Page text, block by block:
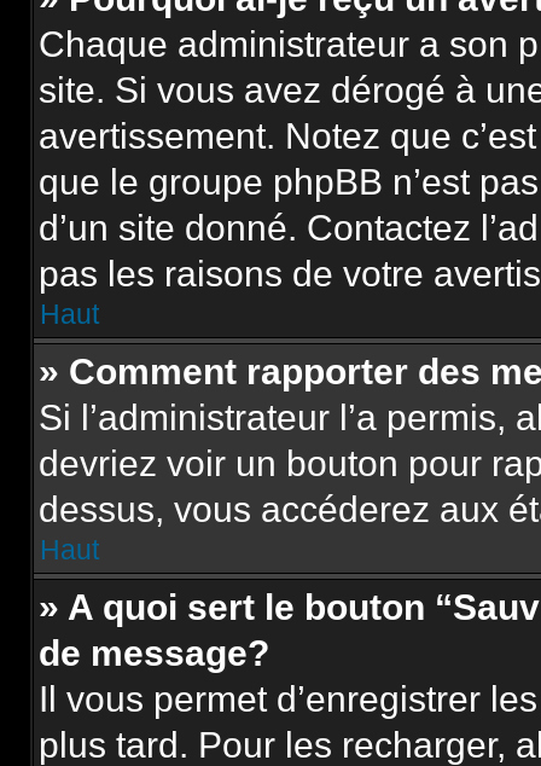
Chaque administrateur a son
site. Si vous avez dérogé à
avertissement. Notez que
que le groupe phpBB n’est
d’un site donné. Contactez
pas les raisons de votre
Haut
» Comment rapporter des
Si l’administrateur l’a permis,
devriez voir un bouton pour
dessus, vous accéderez aux
Haut
» A quoi sert le bouton
de message?
Il vous permet d’enregistrer
plus tard. Pour les recharger,